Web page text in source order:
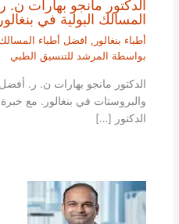
الدكتور مانجو بهارات
المسالك البولية في
أطباء بنغالور , افضل أطباء المسالك
بواسطة المرشد للتنسيق الطبي
الدكتور مانجو بهارات ن. ر.
الدكتور […]